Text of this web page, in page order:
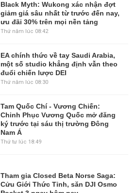
Black Myth: Wukong xác nhận đợt
giảm giá sâu nhất từ trước đến nay,
ưu đãi 30% trên mọi nền tảng
Thứ năm lúc 08:42
EA chính thức về tay Saudi Arabia,
một số studio khẳng định vẫn theo
đuổi chiến lược DEI
Thứ năm lúc 08:30
Tam Quốc Chí - Vương Chiến:
Chinh Phục Vương Quốc mở đăng
ký trước tại sáu thị trường Đông
Nam Á
Thứ tư lúc 18:49
Tham gia Closed Beta Norse Saga:
Cửu Giới Thức Tỉnh, săn DJI Osmo